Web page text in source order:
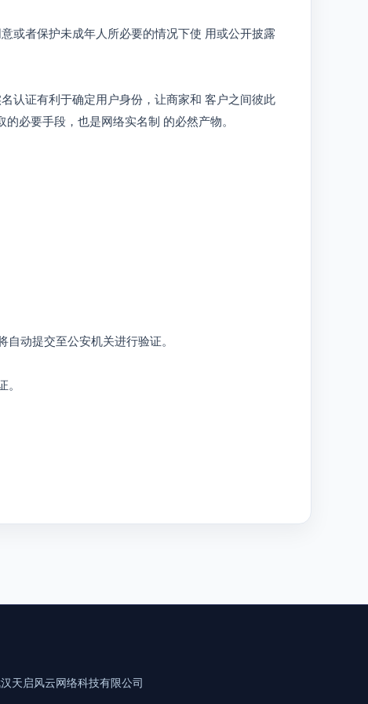
或者保护未成年人所必要的情况下使 用或公开披露
认证有利于确定用户身份，让商家和 客户之间彼此
必要手段，也是网络实名制 的必然产物。
动提交至公安机关进行验证。
。
天启风云网络科技有限公司